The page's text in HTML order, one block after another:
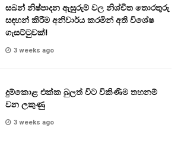
සබන් නිෂ්පාදන ඇසුරුම් වල නිශ්චිත තොරතුරු
සඳහන් කිරීම අනිවාර්ය කරමින් අති විශේෂ
ගැසට්ටුවක්!
3 weeks ago
දුම්කොළ එක්ක බුලත් විට විකිණීම තහනම්
වන ලකුණු
3 weeks ago